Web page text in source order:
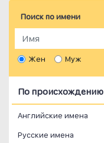
Поиск по имени
Жен Муж
По происхождению
Английские имена
Русские имена